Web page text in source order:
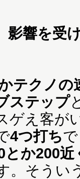
響を受
テクノの
ステップ
ゲえ客が
4つ打ち
とか200
。そうい